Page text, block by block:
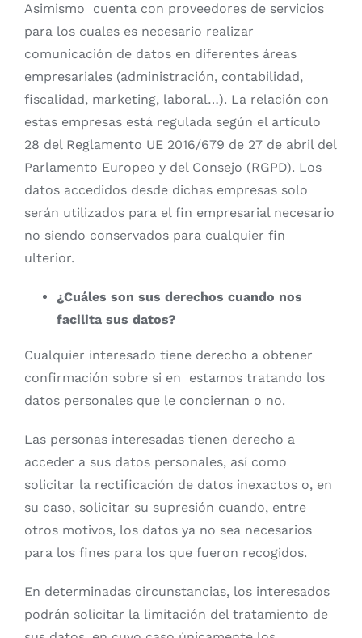
Asimismo cuenta con proveedores de servicios
para los cuales es necesario realizar
comunicación de datos en diferentes áreas
empresariales (administración, contabilidad,
fiscalidad, marketing, laboral…). La relación con
estas empresas está regulada según el artículo
28 del Reglamento UE 2016/679 de 27 de abril del
Parlamento Europeo y del Consejo (RGPD). Los
datos accedidos desde dichas empresas solo
serán utilizados para el fin empresarial necesario
no siendo conservados para cualquier fin
ulterior.
¿Cuáles son sus derechos cuando nos
facilita sus datos?
Cualquier interesado tiene derecho a obtener
confirmación sobre si en estamos tratando los
datos personales que le conciernan o no.
Las personas interesadas tienen derecho a
acceder a sus datos personales, así como
solicitar la rectificación de datos inexactos o, en
su caso, solicitar su supresión cuando, entre
otros motivos, los datos ya no sea necesarios
para los fines para los que fueron recogidos.
En determinadas circunstancias, los interesados
podrán solicitar la limitación del tratamiento de